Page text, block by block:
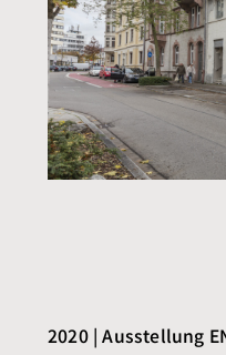
2020 | Ausstellung